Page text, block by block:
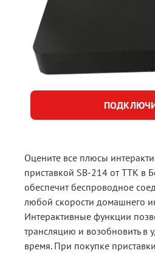
Оцените все плюсы
приставкой SB-214 от ТТК в
обеспечит беспроводное
любой скорости домашнего
Интерактивные функции
трансляцию и возобновить в
время. При покупке